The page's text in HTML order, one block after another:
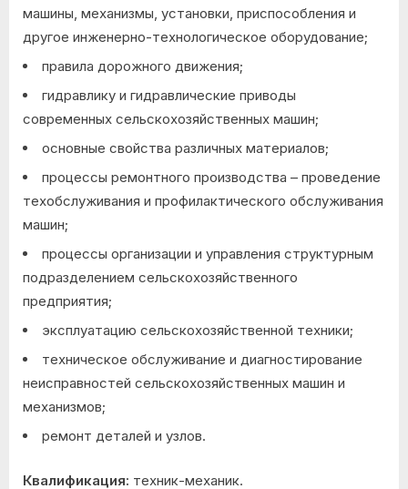
машины, механизмы, установки, приспособления и
другое инженерно-технологическое оборудование;
правила дорожного движения;
гидравлику и гидравлические приводы
современных сельскохозяйственных машин;
основные свойства различных материалов;
процессы ремонтного производства – проведение
техобслуживания и профилактического обслуживания
машин;
процессы организации и управления структурным
подразделением сельскохозяйственного
предприятия;
эксплуатацию сельскохозяйственной техники;
техническое обслуживание и диагностирование
неисправностей сельскохозяйственных машин и
механизмов;
ремонт деталей и узлов.
Квалификация: техник-механик.